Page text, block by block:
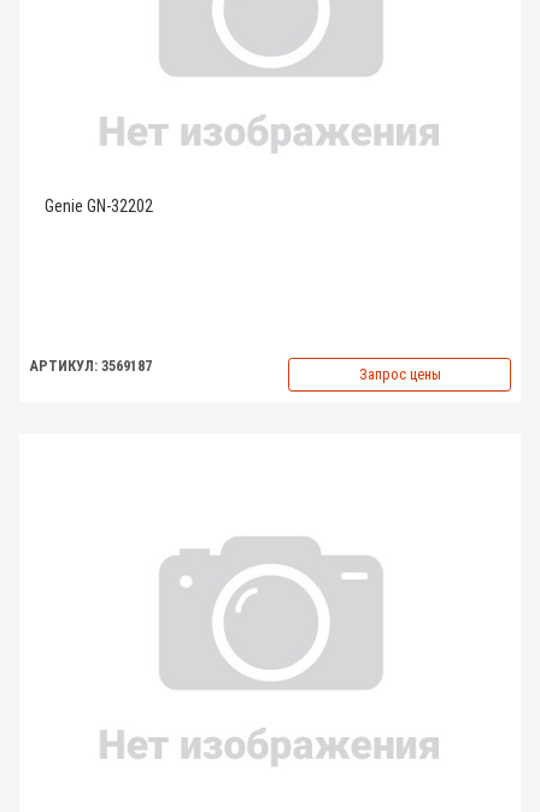
Genie GN-32202
АРТИКУЛ: 3569187 Запрос цены